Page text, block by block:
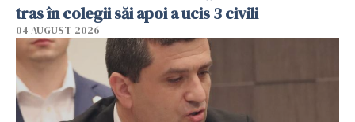
tras în colegii săi apoi a ucis 3 civili
04 AUGUST 2026